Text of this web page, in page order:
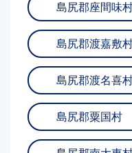
島尻郡座間味
島尻郡渡嘉敷
島尻郡渡名喜
島尻郡粟国村